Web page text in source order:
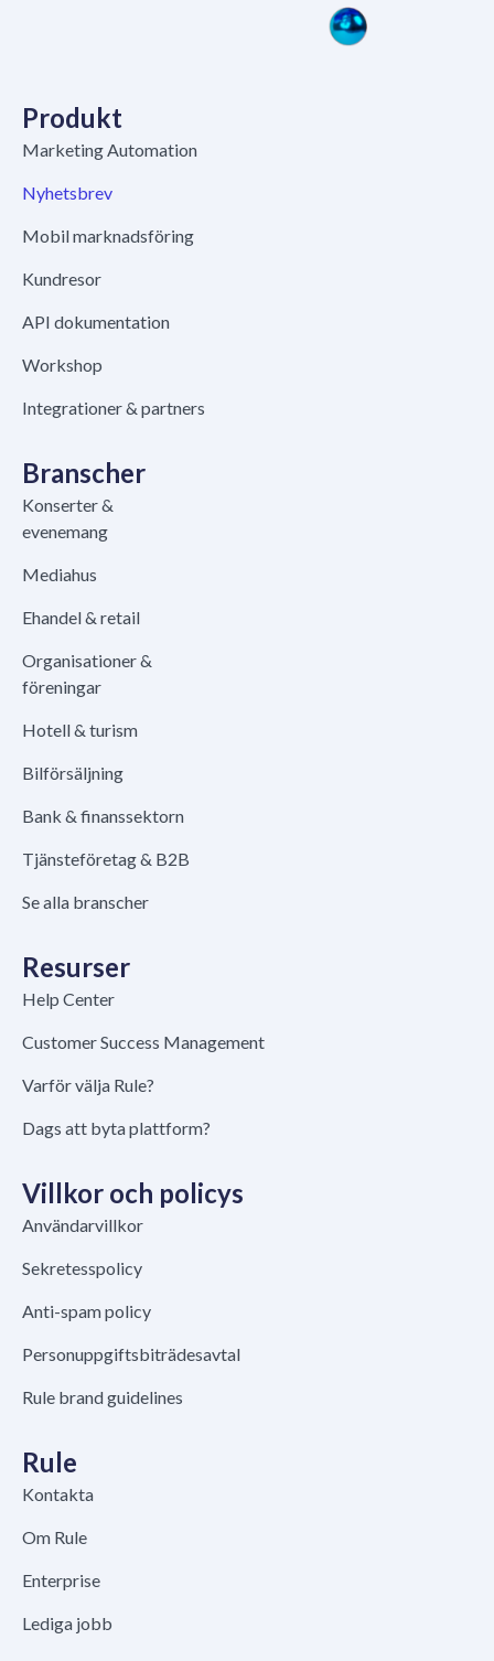
Produkt
Marketing Automation
Nyhetsbrev
Mobil marknadsföring
Kundresor
API dokumentation
Workshop
Integrationer & partners
Branscher
Konserter &
evenemang
Mediahus
Ehandel & retail
Organisationer &
föreningar
Hotell & turism
Bilförsäljning
Bank & finanssektorn
Tjänsteföretag & B2B
Se alla branscher
Resurser
Help Center
Customer Success Management
Varför välja Rule?
Dags att byta plattform?
Villkor och policys
Användarvillkor
Sekretesspolicy
Anti-spam policy
Personuppgiftsbiträdesavtal
Rule brand guidelines
Rule
Kontakta
Om Rule
Enterprise
Lediga jobb